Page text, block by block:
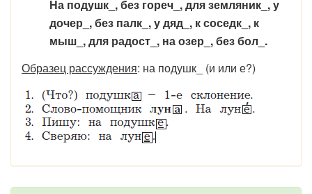
На подушк_, без гореч_, для земляник_, у
дочер_, без палк_, у дяд_, к соседк_, к
мыш_, для радост_, на озер_, без бол_.
Образец рассуждения: на подушк_ (и или е?)